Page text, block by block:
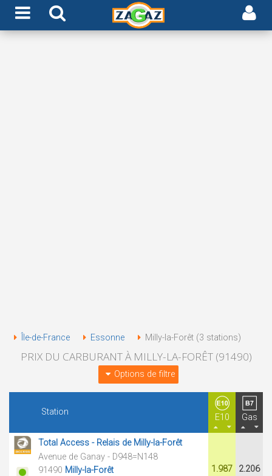
Île-de-France Essonne Milly-la-Forêt (3 stations)
PRIX DU CARBURANT À MILLY-LA-FORÊT (91490)
Options de filtre
Station
E10 Gas
Total Access - Relais de Milly-la-Forêt
Avenue de Ganay - D948=N148
91490 Milly-la-Forêt 1.987 2.206